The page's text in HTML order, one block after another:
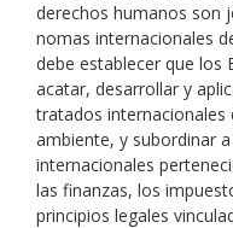
derechos humanos son
nomas internacionales
debe establecer que los
acatar, desarrollar y
tratados internacionales
ambiente, y subordinar
internacionales
las finanzas, los
principios legales